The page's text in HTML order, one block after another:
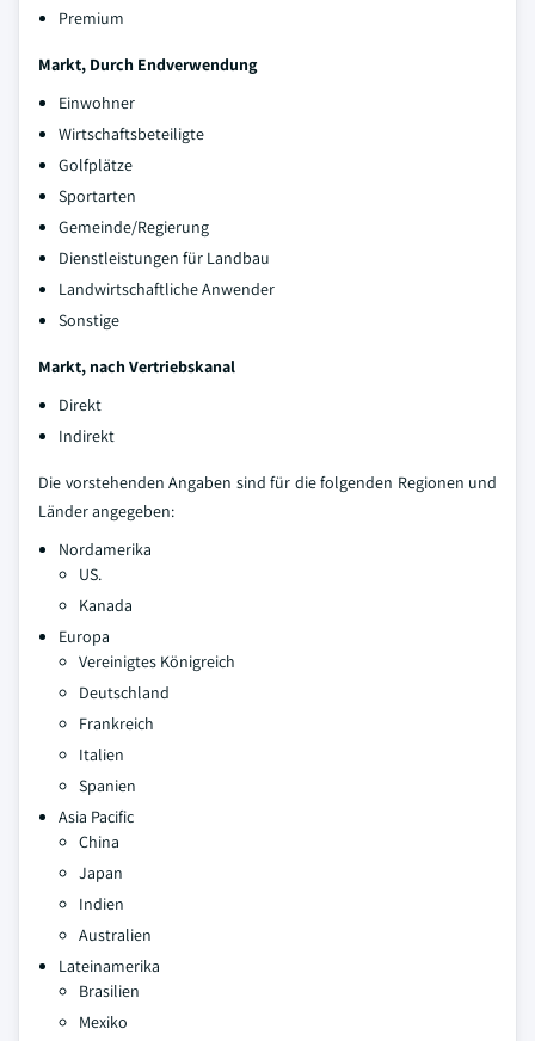
Premium
Markt, Durch Endverwendung
Einwohner
Wirtschaftsbeteiligte
Golfplätze
Sportarten
Gemeinde/Regierung
Dienstleistungen für Landbau
Landwirtschaftliche Anwender
Sonstige
Markt, nach Vertriebskanal
Direkt
Indirekt
Die vorstehenden Angaben sind für die folgenden Regionen und
Länder angegeben:
Nordamerika
US.
Kanada
Europa
Vereinigtes Königreich
Deutschland
Frankreich
Italien
Spanien
Asia Pacific
China
Japan
Indien
Australien
Lateinamerika
Brasilien
Mexiko